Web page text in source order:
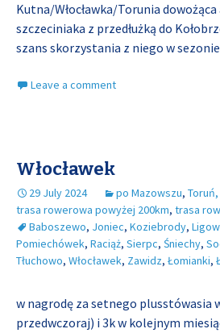
Kutna/Włocławka/Torunia
szczeciniaka z przedłużką do
szans skorzystania z niego w sezonie
Leave a comment
Włocławek
29 July 2024 po Mazowszu,
trasa rowerowa powyżej 200km, trasa
Baboszewo, Joniec, Koziebrody,
Pomiechówek, Raciąż, Sierpc, Śniechy,
Tłuchowo, Włocławek, Zawidz, Łomianki,
w nagrodę za setnego plusstówasia
przedwczoraj) i 3k w kolejnym